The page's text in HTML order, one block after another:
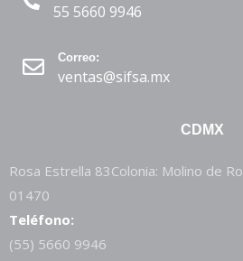
55 5660 9946
Correo:
ventas@sifsa.mx
CDMX
Rosa Estrella 83Colonia: Molino de
01470
Teléfono:
(55) 5660 9946